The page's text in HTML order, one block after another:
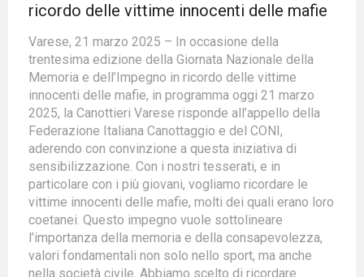
ricordo delle vittime innocenti delle mafie
Varese, 21 marzo 2025 – In occasione della
trentesima edizione della Giornata Nazionale della
Memoria e dell’Impegno in ricordo delle vittime
innocenti delle mafie, in programma oggi 21 marzo
2025, la Canottieri Varese risponde all’appello della
Federazione Italiana Canottaggio e del CONI,
aderendo con convinzione a questa iniziativa di
sensibilizzazione. Con i nostri tesserati, e in
particolare con i più giovani, vogliamo ricordare le
vittime innocenti delle mafie, molti dei quali erano loro
coetanei. Questo impegno vuole sottolineare
l’importanza della memoria e della consapevolezza,
valori fondamentali non solo nello sport, ma anche
nella società civile. Abbiamo scelto di ricordare